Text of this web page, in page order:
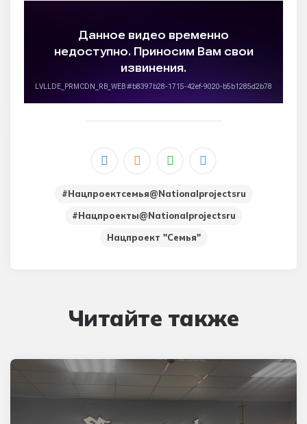
#нацпроектсемья@nationalprojectsru
#нацпроекты@nationalprojectsru
Нацпроект "Семья"
Читайте также